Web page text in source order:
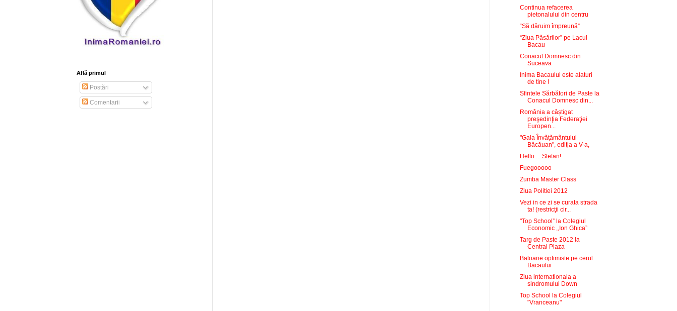
Află primul
Postări
Comentarii
Continua refacerea
pietonalului din centru
“Să dăruim împreună”
“Ziua Păsărilor” pe Lacul
Bacau
Conacul Domnesc din
Suceava
Inima Bacaului este alaturi
de tine !
Sfintele Sărbători de Paste la
Conacul Domnesc din...
România a câștigat
preşedinţia Federaţiei
Europen...
"Gala Învăţământului
Băcăuan", ediţia a V-a,
Hello ....Stefan!
Fuegooooo
Zumba Master Class
Ziua Politiei 2012
Vezi in ce zi se curata strada
ta! (restricţii cir...
"Top School” la Colegiul
Economic ,,Ion Ghica”
Targ de Paste 2012 la
Central Plaza
Baloane optimiste pe cerul
Bacaului
Ziua internationala a
sindromului Down
Top School la Colegiul
"Vranceanu"